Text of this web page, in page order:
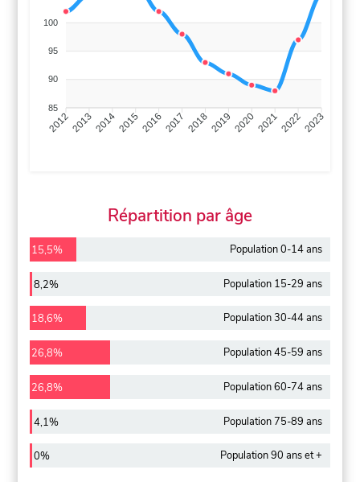
100
95
90
85
201220132014201520162017 20182019 2020202120222023
Répartition par âge
15,5% Population 0-14 ans
8,2% Population 15-29 ans
18,6% Population 30-44 ans
26,8% Population 45-59 ans
26,8% Population 60-74 ans
4,1% Population 75-89 ans
0% Population 90 ans et +